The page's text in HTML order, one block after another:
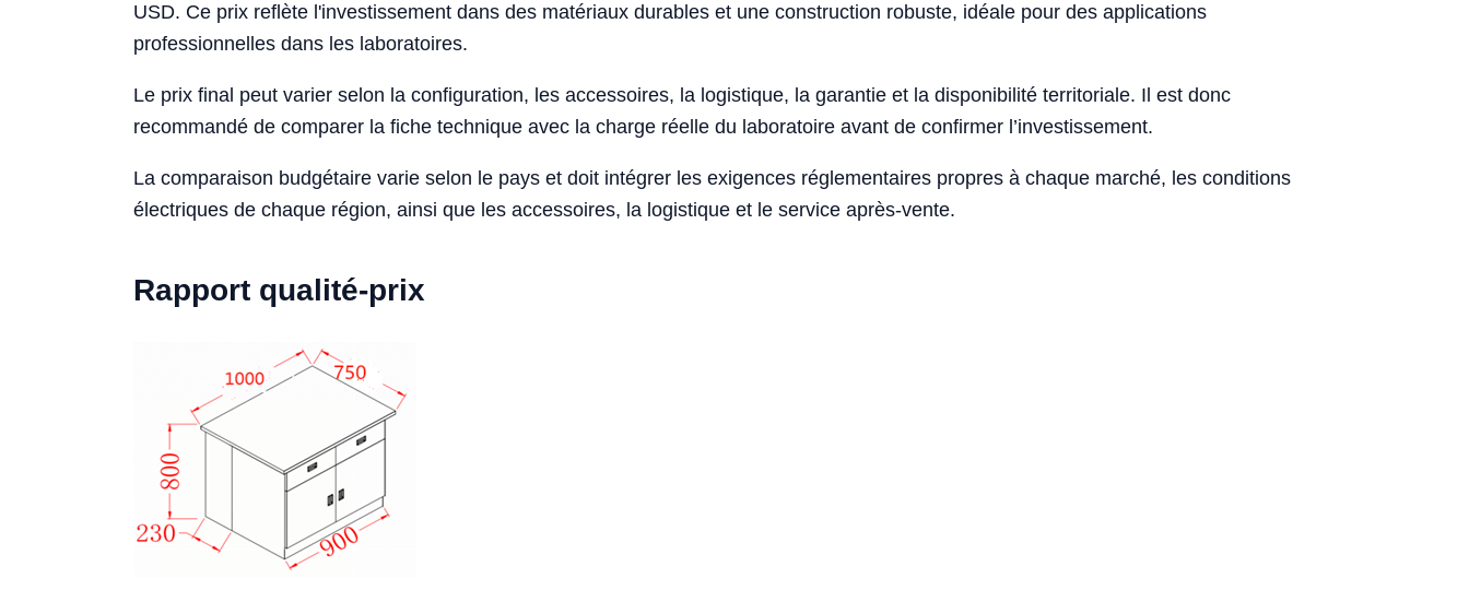
USD. Ce prix reflète l'investissement dans des matériaux durables et une construction robuste, idéale pour des applications
professionnelles dans les laboratoires.
Le prix final peut varier selon la configuration, les accessoires, la logistique, la garantie et la disponibilité territoriale. Il est donc
recommandé de comparer la fiche technique avec la charge réelle du laboratoire avant de confirmer l’investissement.
La comparaison budgétaire varie selon le pays et doit intégrer les exigences réglementaires propres à chaque marché, les conditions
électriques de chaque région, ainsi que les accessoires, la logistique et le service après-vente.
Rapport qualité-prix